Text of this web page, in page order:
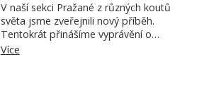
V naší sekci Pražané z různých koutů
světa jsme zveřejnili nový příběh.
Tentokrát přinášíme vyprávění o…
Více